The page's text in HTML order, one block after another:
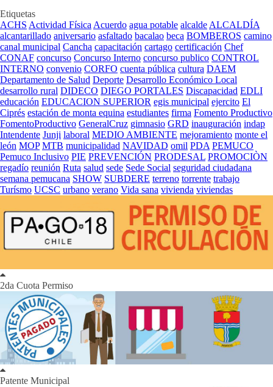
Etiquetas
ACHS Actividad FísicaAcuerdo agua potable alcaldeALCALDÍA
alcantarillado aniversario asfaltado bacalao beca BOMBEROS camino
canal municipal Cancha capacitación cartago certificación Chef
CONAF concurso Concurso Interno concurso publico CONTROL
INTERNO convenio CORFO cuenta pública cultura DAEM
Departamento de Salud Deporte Desarrollo Económico Local
desarrollo rural DIDECO DIEGO PORTALES Discapacidad EDLI
educación EDUCACION SUPERIOR egis municipal ejercito El
Ciprés estación de monta equina estudiantes firma Fomento Productivo
FomentoProductivo GeneralCruz gimnasio GRD inauguración indap
Intendente Junji laboral MEDIO AMBIENTE mejoramiento monte el
león MOP MTB municipalidad NAVIDAD omil PDA PEMUCO
Pemuco Inclusivo PIE PREVENCIÓN PRODESAL PROMOCIÒN
regadío reunión Ruta salud sede Sede Social seguridad ciudadana
semana pemucana SHOW SUBDERE terreno torrente trabajo
Turísmo UCSC urbano verano Vida sana vivienda viviendas
2da Cuota Permiso
Patente Municipal